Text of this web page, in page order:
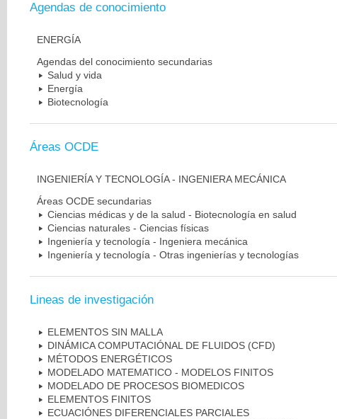
Agendas de conocimiento
ENERGÍA
Agendas del conocimiento secundarias
Salud y vida
Energía
Biotecnología
Áreas OCDE
INGENIERÍA Y TECNOLOGÍA - INGENIERA MECÁNICA
Áreas OCDE secundarias
Ciencias médicas y de la salud - Biotecnología en salud
Ciencias naturales - Ciencias físicas
Ingeniería y tecnología - Ingeniera mecánica
Ingeniería y tecnología - Otras ingenierías y tecnologías
Lineas de investigación
ELEMENTOS SIN MALLA
DINÁMICA COMPUTACIÓNAL DE FLUIDOS (CFD)
MÉTODOS ENERGÉTICOS
MODELADO MATEMATICO - MODELOS FINITOS
MODELADO DE PROCESOS BIOMEDICOS
ELEMENTOS FINITOS
ECUACIÓNES DIFERENCIALES PARCIALES